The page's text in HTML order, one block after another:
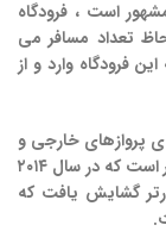
است ، فرودگاه
تعداد مسافر می
میلیون مسافر به این فرودگاه وارد و از
دو ترمینال است که ترمینال شماره ۱ برای پروازهای خارجی و
شماره ۲ مختص پروازهای داخلی است ، لازم به دکر است که در سال ۲۰۱۴
گشایش یافت که